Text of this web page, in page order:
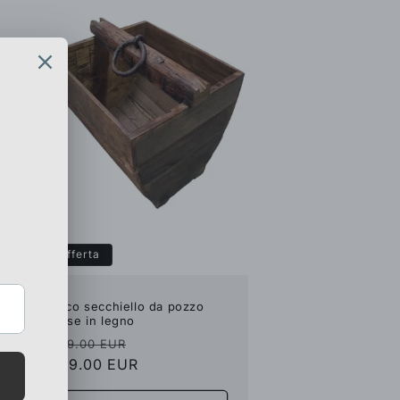
In offerta
Antico secchiello da pozzo
cinese in legno
Prezzo
listino
€299.00 EUR
scontato
€169.00 EUR